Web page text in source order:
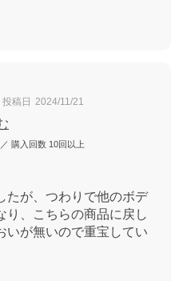
投稿日 2024/11/21
／ 購入回数 10回以上
たが、つわりで他のボデ
り、こちらの商品に戻し
いが無いので重宝してい